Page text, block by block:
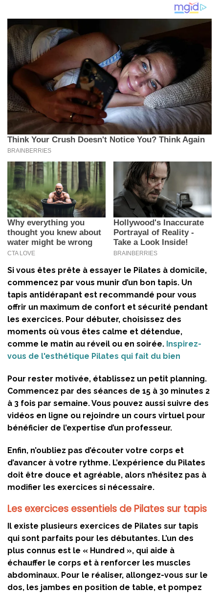
Si vous êtes prête à essayer le Pilates à domicile,
commencez par vous munir d’un bon tapis. Un
tapis antidérapant est recommandé pour vous
offrir un maximum de confort et sécurité pendant
les exercices. Pour débuter, choisissez des
moments où vous êtes calme et détendue,
comme le matin au réveil ou en soirée. Inspirez-
vous de l'esthétique Pilates qui fait du bien
Pour rester motivée, établissez un petit planning.
Commencez par des séances de 15 à 30 minutes 2
à 3 fois par semaine. Vous pouvez aussi suivre des
vidéos en ligne ou rejoindre un cours virtuel pour
bénéficier de l’expertise d’un professeur.
Enfin, n’oubliez pas d’écouter votre corps et
d’avancer à votre rythme. L’expérience du Pilates
doit être douce et agréable, alors n’hésitez pas à
modifier les exercices si nécessaire.
Les exercices essentiels de Pilates sur tapis
Il existe plusieurs exercices de Pilates sur tapis
qui sont parfaits pour les débutantes. L’un des
plus connus est le « Hundred », qui aide à
échauffer le corps et à renforcer les muscles
abdominaux. Pour le réaliser, allongez-vous sur le
dos, les jambes en position de table, et pompez